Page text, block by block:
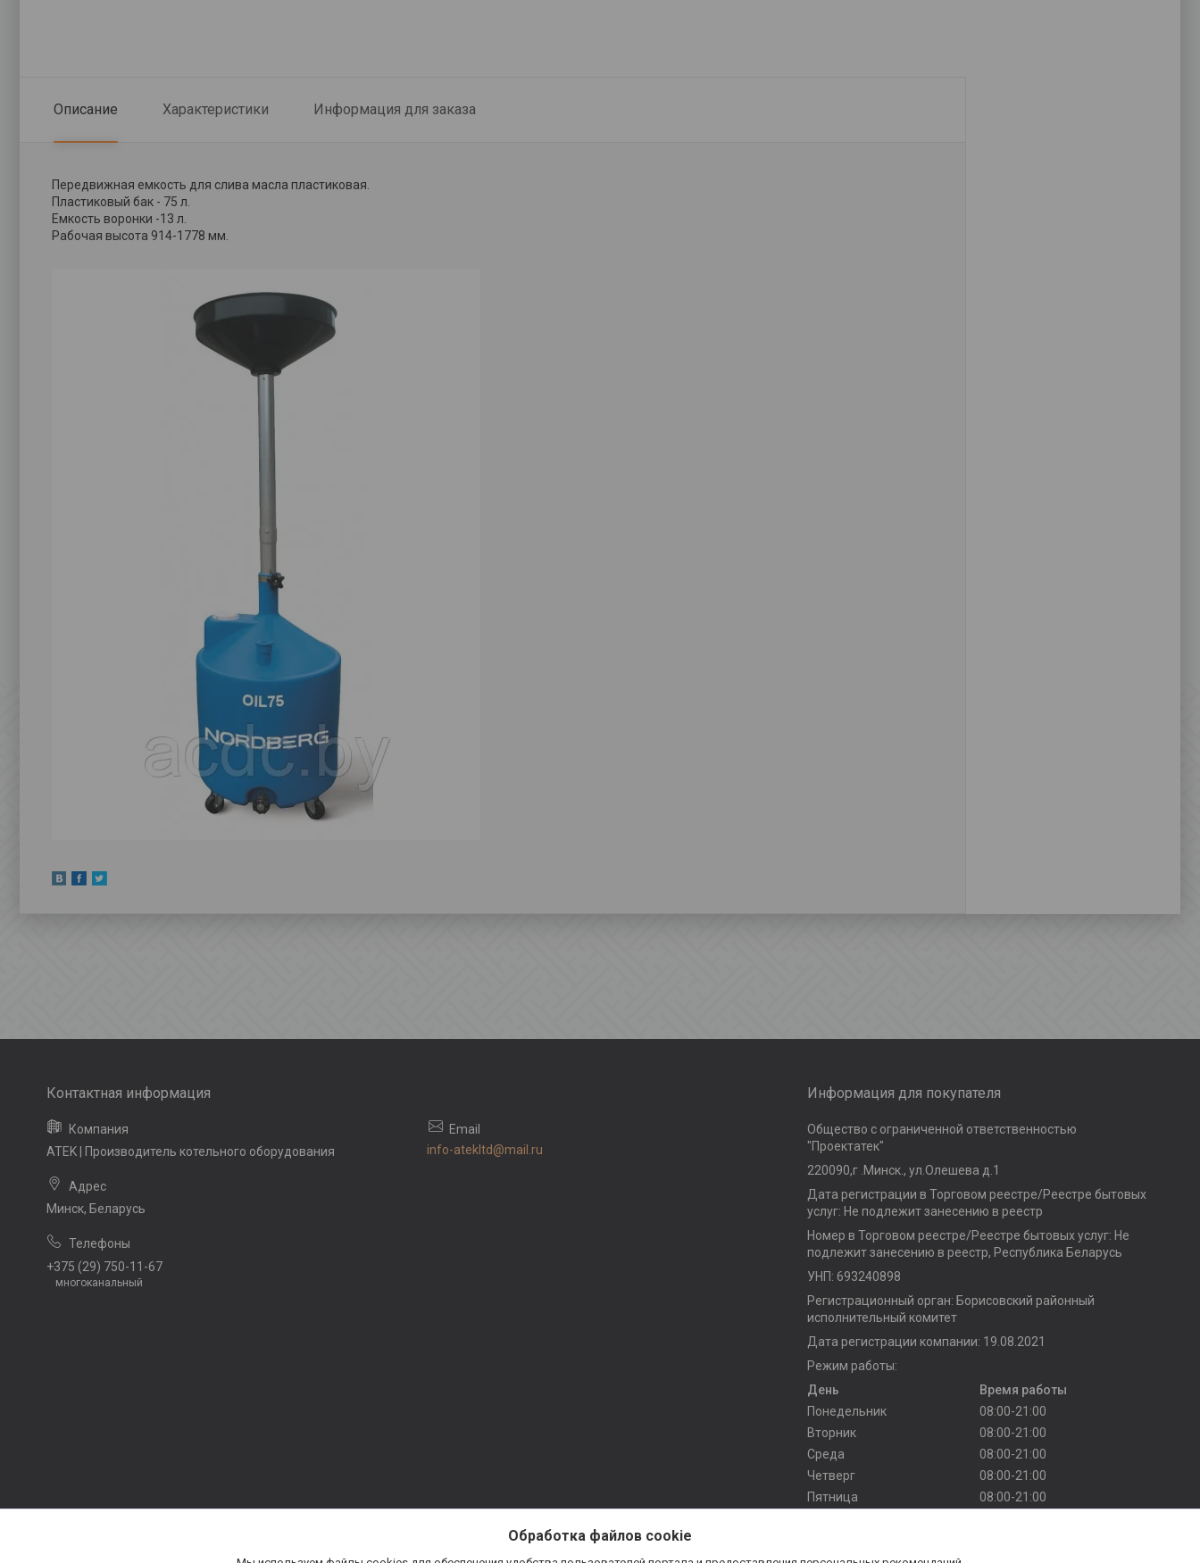
Описание Характеристики Информация для заказа
Передвижная емкость для слива масла пластиковая.
Пластиковый бак - 75 л.
Емкость воронки -13 л.
Рабочая высота 914-1778 мм.
ATEK | Производитель котельного оборудования
Минск, Беларусь
+375 (29) 750-11-67
многоканальный
info-atekltd@mail.ru
Информация для покупателя
Общество с ограниченной ответственностью
"Проектатек"
220090,г .Минск., ул.Олешева д.1
Дата регистрации в Торговом реестре/Реестре бытовых
услуг: Не подлежит занесению в реестр
Номер в Торговом реестре/Реестре бытовых услуг: Не
подлежит занесению в реестр, Республика Беларусь
УНП: 693240898
Регистрационный орган: Борисовский районный
исполнительный комитет
Дата регистрации компании: 19.08.2021
Режим работы:
День
Время работы
Понедельник
08:00-21:00
Вторник
08:00-21:00
Среда
08:00-21:00
Четверг
08:00-21:00
Пятница
08:00-21:00
Обработка файлов cookie